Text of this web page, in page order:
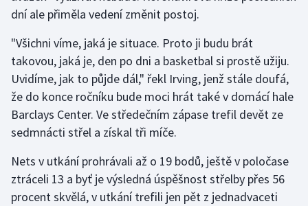
Házená
Jezdectví
Judo
Krasobruslení
Lezení
dní ale přiměla vedení změnit postoj.
"Všichni víme, jaká je situace. Proto ji budu brát
takovou, jaká je, den po dni a basketbal si prostě užiju.
Uvidíme, jak to půjde dál," řekl Irving, jenž stále doufá,
že do konce ročníku bude moci hrát také v domácí hale
Barclays Center. Ve středečním zápase trefil devět ze
sedmnácti střel a získal tři míče.
Nets v utkání prohrávali až o 19 bodů, ještě v poločase
ztráceli 13 a byť je výsledná úspěšnost střelby přes 56
procent skvělá, v utkání trefili jen pět z jednadvaceti